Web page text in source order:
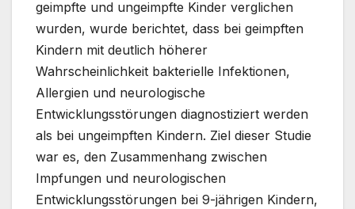
geimpfte und ungeimpfte Kinder verglichen
wurden, wurde berichtet, dass bei geimpften
Kindern mit deutlich höherer
Wahrscheinlichkeit bakterielle Infektionen,
Allergien und neurologische
Entwicklungsstörungen diagnostiziert werden
als bei ungeimpften Kindern. Ziel dieser Studie
war es, den Zusammenhang zwischen
Impfungen und neurologischen
Entwicklungsstörungen bei 9-jährigen Kindern,